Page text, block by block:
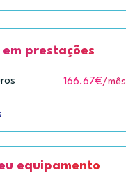
em prestações
166.67€/mês
equipamento